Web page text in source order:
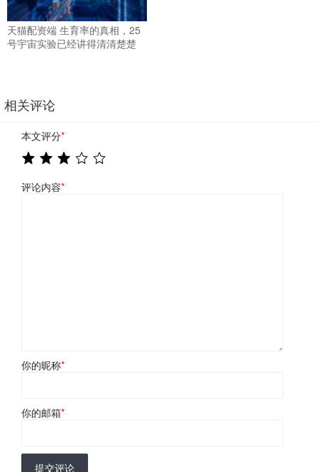
天猫配资端 生育率的真相，25
号宇宙实验已经讲得清清楚楚
相关评论
本文评分*
评论内容*
你的昵称*
你的邮箱*
提交评论